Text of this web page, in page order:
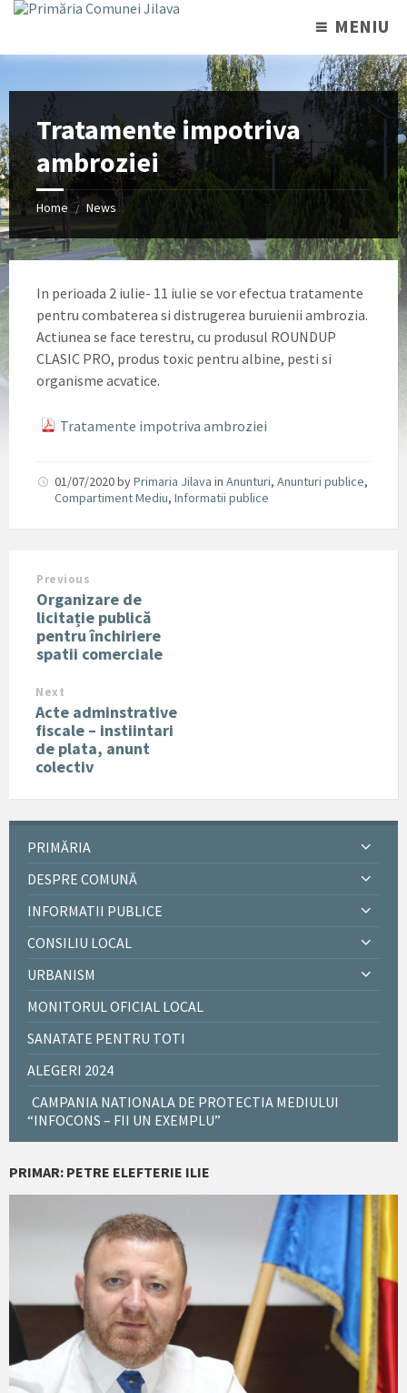
MENIU
Tratamente impotriva
ambroziei
Home / News
In perioada 2 iulie- 11 iulie se vor efectua tratamente
pentru combaterea si distrugerea buruienii ambrozia.
Actiunea se face terestru, cu produsul ROUNDUP
CLASIC PRO, produs toxic pentru albine, pesti si
organisme acvatice.
Tratamente impotriva ambroziei
01/07/2020byPrimaria Jilava in Anunturi, Anunturi publice,
Compartiment Mediu, Informatii publice
Previous
Organizare de
licitație publică
pentru închiriere
spatii comerciale
Next
Acte adminstrative
fiscale – instiintari
de plata, anunt
colectiv
PRIMĂRIA
DESPRE COMUNĂ
INFORMATII PUBLICE
CONSILIU LOCAL
URBANISM
MONITORUL OFICIAL LOCAL
SANATATE PENTRU TOTI
ALEGERI 2024
CAMPANIA NATIONALA DE PROTECTIA MEDIULUI
“INFOCONS – FII UN EXEMPLU”
PRIMAR: PETRE ELEFTERIE ILIE